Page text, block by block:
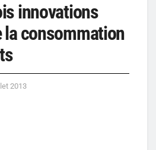
innovations
la consommation
2013